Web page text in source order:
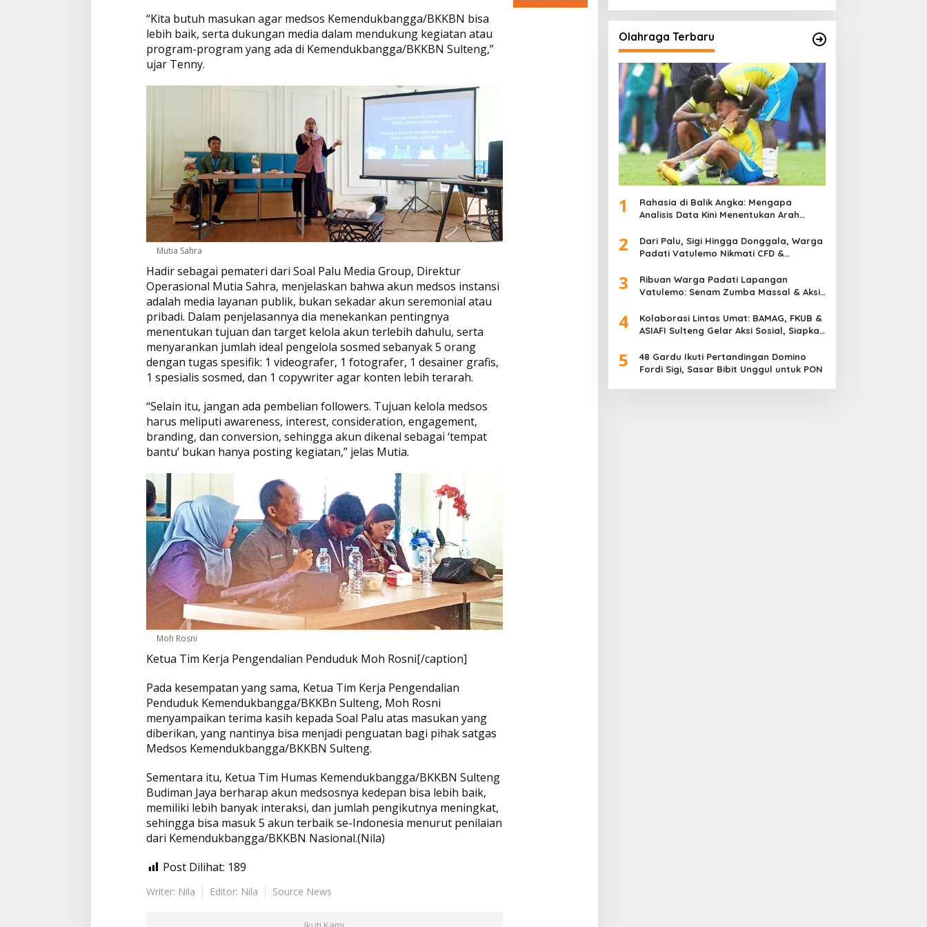
h
E
f
e
k
M
e
n
g
i
k
u
t
i
r
e
n
d
“Kita butuh masukan agar medsos Kemendukbangga/BKKBN bisa
lebih baik, serta dukungan media dalam mendukung kegiatan atau
program-program yang ada di Kemendukbangga/BKKBN Sulteng,”
ujar Tenny.
Mutia Sahra
Hadir sebagai pemateri dari Soal Palu Media Group, Direktur
Operasional Mutia Sahra, menjelaskan bahwa akun medsos instansi
adalah media layanan publik, bukan sekadar akun seremonial atau
pribadi. Dalam penjelasannya dia menekankan pentingnya
menentukan tujuan dan target kelola akun terlebih dahulu, serta
menyarankan jumlah ideal pengelola sosmed sebanyak 5 orang
dengan tugas spesifik: 1 videografer, 1 fotografer, 1 desainer grafis,
1 spesialis sosmed, dan 1 copywriter agar konten lebih terarah.
“Selain itu, jangan ada pembelian followers. Tujuan kelola medsos
harus meliputi awareness, interest, consideration, engagement,
branding, dan conversion, sehingga akun dikenal sebagai ‘tempat
bantu’ bukan hanya posting kegiatan,” jelas Mutia.
Moh Rosni
Ketua Tim Kerja Pengendalian Penduduk Moh Rosni[/caption]
Pada kesempatan yang sama, Ketua Tim Kerja Pengendalian
Penduduk Kemendukbangga/BKKBn Sulteng, Moh Rosni
menyampaikan terima kasih kepada Soal Palu atas masukan yang
diberikan, yang nantinya bisa menjadi penguatan bagi pihak satgas
Medsos Kemendukbangga/BKKBN Sulteng.
Sementara itu, Ketua Tim Humas Kemendukbangga/BKKBN Sulteng
Budiman Jaya berharap akun medsosnya kedepan bisa lebih baik,
memiliki lebih banyak interaksi, dan jumlah pengikutnya meningkat,
sehingga bisa masuk 5 akun terbaik se-Indonesia menurut penilaian
dari Kemendukbangga/BKKBN Nasional.(Nila)
Post Dilihat: 189
Writer: Nila Editor: Nila Source News
Olahraga Terbaru
1
Rahasia di Balik Angka: Mengapa
Analisis Data Kini Menentukan Arah
2
Dari Palu, Sigi Hingga Donggala, Warga
Padati Vatulemo Nikmati CFD &
3
Ribuan Warga Padati Lapangan
Vatulemo: Senam Zumba Massal & Aksi
Meriah
4
Kolaborasi Lintas Umat: BAMAG, FKUB &
ASIAFI Sulteng Gelar Aksi Sosial, Siapkan
5
48 Gardu Ikuti Pertandingan Domino
Fordi Sigi, Sasar Bibit Unggul untuk PON